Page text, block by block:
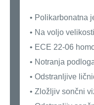
• Polikarbonatna
• Na voljo
• ECE 22-06
• Notranja
• Odstranljive
• Zložljiv sončni